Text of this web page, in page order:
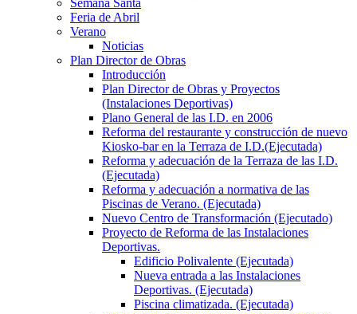
Semana Santa
Feria de Abril
Verano
Noticias
Plan Director de Obras
Introducción
Plan Director de Obras y Proyectos
(Instalaciones Deportivas)
Plano General de las I.D. en 2006
Reforma del restaurante y construcción de nuevo
Kiosko-bar en la Terraza de I.D.(Ejecutada)
Reforma y adecuación de la Terraza de las I.D.
(Ejecutada)
Reforma y adecuación a normativa de las
Piscinas de Verano. (Ejecutada)
Nuevo Centro de Transformación (Ejecutado)
Proyecto de Reforma de las Instalaciones
Deportivas.
Edificio Polivalente (Ejecutada)
Nueva entrada a las Instalaciones
Deportivas. (Ejecutada)
Piscina climatizada. (Ejecutada)